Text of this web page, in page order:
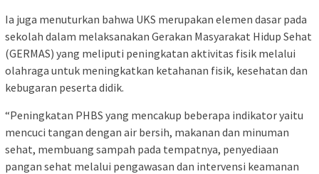
Ia juga menuturkan bahwa UKS merupakan elemen dasar pada
sekolah dalam melaksanakan Gerakan Masyarakat Hidup Sehat
(GERMAS) yang meliputi peningkatan aktivitas fisik melalui
olahraga untuk meningkatkan ketahanan fisik, kesehatan dan
kebugaran peserta didik.
“Peningkatan PHBS yang mencakup beberapa indikator yaitu
mencuci tangan dengan air bersih, makanan dan minuman
sehat, membuang sampah pada tempatnya, penyediaan
pangan sehat melalui pengawasan dan intervensi keamanan